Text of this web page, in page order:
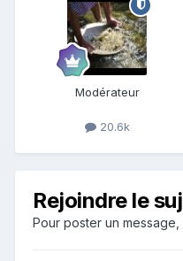
Modérateur
20.6k
Rejoindre le
Pour poster un